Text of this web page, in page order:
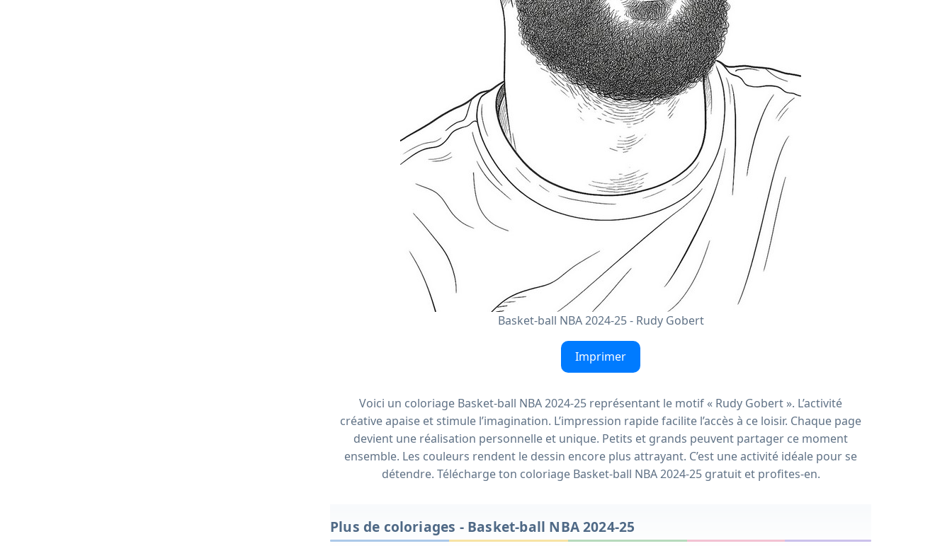
Basket-ball NBA 2024-25 - Rudy Gobert
Imprimer
Voici un coloriage Basket-ball NBA 2024-25 représentant le motif « Rudy Gobert ». L’activité
créative apaise et stimule l’imagination. L’impression rapide facilite l’accès à ce loisir. Chaque page
devient une réalisation personnelle et unique. Petits et grands peuvent partager ce moment
ensemble. Les couleurs rendent le dessin encore plus attrayant. C’est une activité idéale pour se
détendre. Télécharge ton coloriage Basket-ball NBA 2024-25 gratuit et profites-en.
Plus de coloriages - Basket-ball NBA 2024-25